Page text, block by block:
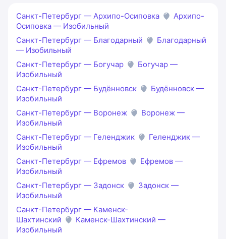
Санкт-Петербург — Архипо-Осиповка
Архипо-
Осиповка — Изобильный
Санкт-Петербург — Благодарный
Благодарный
— Изобильный
Санкт-Петербург — Богучар
Богучар —
Изобильный
Санкт-Петербург — Будённовск
Будённовск —
Изобильный
Санкт-Петербург — Воронеж
Воронеж —
Изобильный
Санкт-Петербург — Геленджик
Геленджик —
Изобильный
Санкт-Петербург — Ефремов
Ефремов —
Изобильный
Санкт-Петербург — Задонск
Задонск —
Изобильный
Санкт-Петербург — Каменск-
Шахтинский
Каменск-Шахтинский —
Изобильный